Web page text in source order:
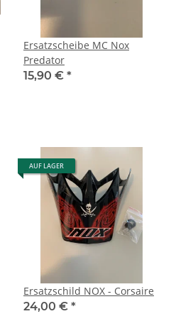
Ersatzscheibe MC Nox
Predator
15,90 € *
AUF LAGER
Ersatzschild NOX - Corsaire
24,00 € *